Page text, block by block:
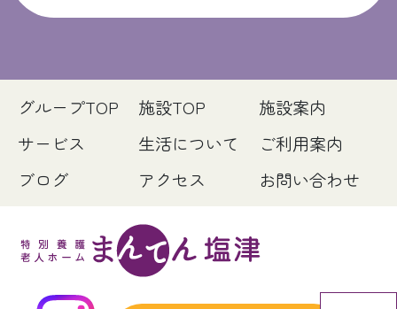
グループTOP 施設TOP
施設案内
サービス
生活について
ご利用案内
ブログ
アクセス お問い合わせ